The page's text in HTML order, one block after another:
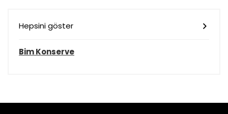
Hepsini göster
Bim Konserve